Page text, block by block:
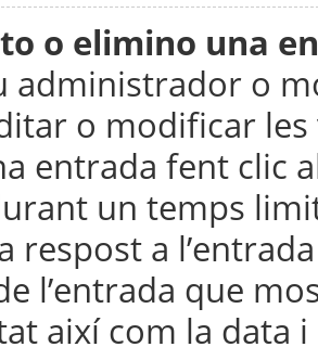
o elimino una
administrador o
o modificar
entrada fent clic
un temps
respost a
l’entrada que
així com la data